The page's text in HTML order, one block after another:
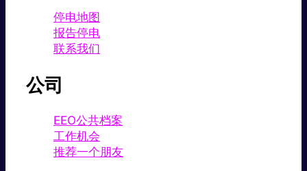
停电地图
报告停电
联系我们
公司
EEO公共档案
工作机会
推荐一个朋友